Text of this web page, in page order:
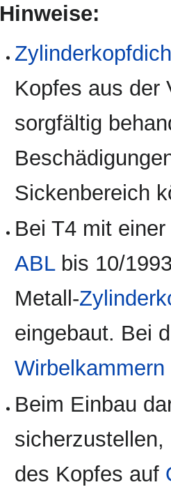
Hinweise:
Kopfes aus der
sorgfältig
Sickenbereich
Bei T4 mit
ABLbis 10/
Metall-
eingebaut. Bei
Wirbelkammern
Beim Einbau
des Kopfes auf